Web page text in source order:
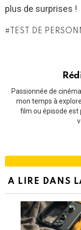
plus de surprises !
TEST DE
Passionnée de
mon temps à
film ou épisode est
A LIRE DANS